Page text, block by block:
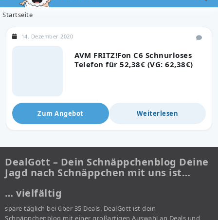
Startseite
AVM FRITZ!Fon C6 Schnurloses
Telefon für 52,38€ (VG: 62,38€)
14. Dezember 2020
Zum Angebot Weiterlesen
DealGott – Dein Schnäppchenblog Deine
Jagd nach Schnäppchen mit uns ist…
… vielfältig
spare täglich bei über 35 Deals. DealGott ist dein
Schnäppchenblog mit einer großartigen Auswahl an Deals und